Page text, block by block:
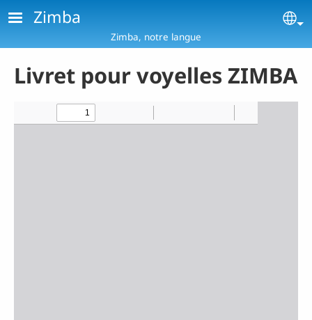
Aller au contenu principal
Zimba
Zimba, notre langue
Livret pour voyelles ZIMBA